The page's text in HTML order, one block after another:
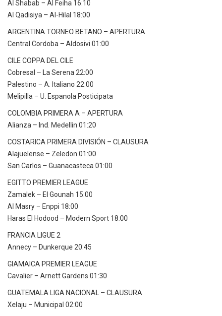
Al Shabab – Al Feiha 16:10
Al Qadisiya – Al-Hilal 18:00
ARGENTINA TORNEO BETANO – APERTURA
Central Cordoba – Aldosivi 01:00
CILE COPPA DEL CILE
Cobresal – La Serena 22:00
Palestino – A. Italiano 22:00
Melipilla – U. Espanola Posticipata
COLOMBIA PRIMERA A – APERTURA
Alianza – Ind. Medellin 01:20
COSTARICA PRIMERA DIVISIÓN – CLAUSURA
Alajuelense – Zeledon 01:00
San Carlos – Guanacasteca 01:00
EGITTO PREMIER LEAGUE
Zamalek – El Gounah 15:00
Al Masry – Enppi 18:00
Haras El Hodood – Modern Sport 18:00
FRANCIA LIGUE 2
Annecy – Dunkerque 20:45
GIAMAICA PREMIER LEAGUE
Cavalier – Arnett Gardens 01:30
GUATEMALA LIGA NACIONAL – CLAUSURA
Xelaju – Municipal 02:00